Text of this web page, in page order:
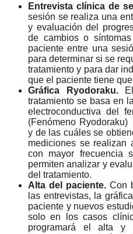
Entrevista clínica de
sesión se realiza una
y evaluación del
de cambios o
paciente entre una
para determinar si se
tratamiento y para dar
que el paciente tiene
Gráfica Ryodoraku.El
tratamiento se basa en
electroconductiva del
(Fenómeno
y de las cuáles se
mediciones se realizan
con mayor frecuencia
permiten analizar y
del tratamiento.
Alta del paciente. Con
las entrevistas, la
paciente y nuevos
solo en los casos
programará el alta y